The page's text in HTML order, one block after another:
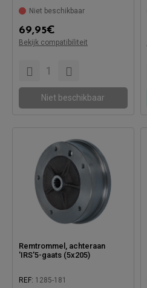
Niet beschikbaar
69,95€
Bekijk compatibiliteit
Compatibel met:
Niet beschikbaar
Remtrommel, achteraan
'IRS'5-gaats (5x205)
REF: 1285-181